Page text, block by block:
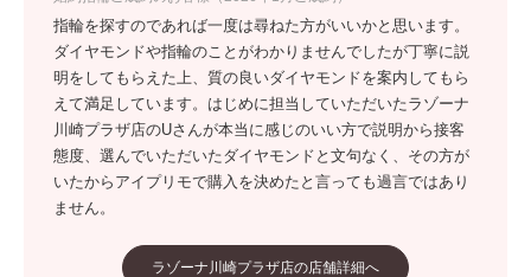
指輪を探すのであれば一度は尋ねた方がいいかと思います。
ダイヤモンドや指輪のことがわかりませんでしたが丁寧に説
明をしてもらえた上、質の良いダイヤモンドを案内してもら
えて満足しています。はじめに担当していただいたラゾーナ
川崎プラザ店のUさんが本当に感じのいい方で説明から接客
態度、選んでいただいたダイヤモンドと文句なく、その方が
いたからアイプリモで購入を決めたと言っても過言ではあり
ません。
ラゾーナ川崎プラザ店の店舗詳細へ